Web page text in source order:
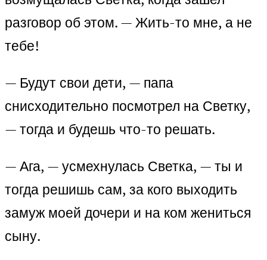
разговор об этом. — Жить-то мне, а не
тебе!
— Будут свои дети, — папа
снисходительно посмотрел на Светку,
— тогда и будешь что-то решать.
— Ага, — усмехнулась Светка, — ты и
тогда решишь сам, за кого выходить
замуж моей дочери и на ком жениться
сыну.